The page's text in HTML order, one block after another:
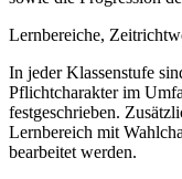
Lernbereiche,
In jeder Klassenstufe
Pflichtcharakter im
festgeschrieben.
Lernbereich mit
bearbeitet werden.